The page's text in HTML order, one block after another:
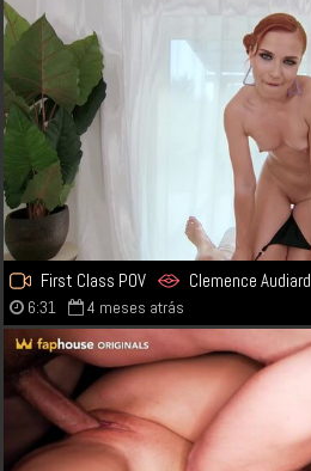
First Class POV Clemence Audiard
6:31 4 meses atrás